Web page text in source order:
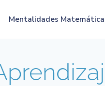
Mentalidades